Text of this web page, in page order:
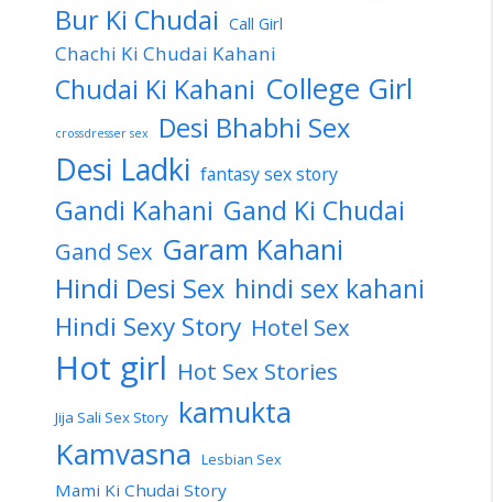
Bur Ki Chudai Call Girl
Chachi Ki Chudai Kahani
Chudai Ki Kahani College Girl
crossdresser sex Desi Bhabhi Sex
Desi Ladki fantasy sex story
Gandi Kahani Gand Ki Chudai
Gand Sex Garam Kahani
Hindi Desi Sex hindi sex kahani
Hindi Sexy Story Hotel Sex
Hot girl Hot Sex Stories
Jija Sali Sex Story kamukta
Kamvasna Lesbian Sex
Mami Ki Chudai Story